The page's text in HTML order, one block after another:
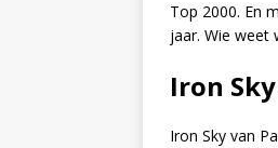
Top 2000. En
jaar. Wie weet
Iron
Iron Sky van